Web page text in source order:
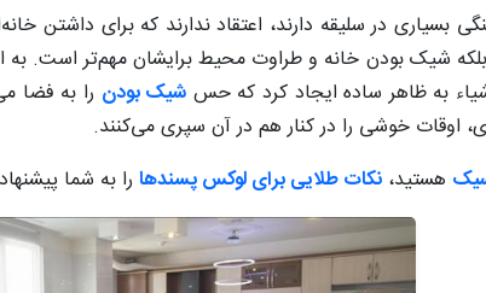
بسیاری در سلیقه دارند، اعتقاد ندارند که برای داشتن
بلکه شیک بودن خانه و طراوت محیط برایشان مهم‌تر است. به
به ظاهر ساده ایجاد کرد که حس شیک بودن را به فضا
اوقات خوشی را در کنار هم در آن سپری می‌کنند.
هستید، نکات طلایی برای لوکس پسندها را به شما